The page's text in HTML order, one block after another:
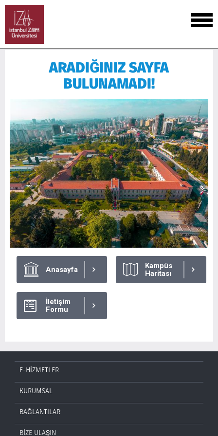
ARADIĞINIZ SAYFA
BULUNAMADI!
Anasayfa
Kampüs
Haritası
İletişim
Formu
E-HİZMETLER
KURUMSAL
BAĞLANTILAR
BİZE ULAŞIN